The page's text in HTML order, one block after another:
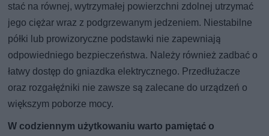
stać na równej, wytrzymałej powierzchni zdolnej utrzymać
jego ciężar wraz z podgrzewanym jedzeniem. Niestabilne
półki lub prowizoryczne podstawki nie zapewniają
odpowiedniego bezpieczeństwa. Należy również zadbać o
łatwy dostęp do gniazdka elektrycznego. Przedłużacze
oraz rozgałęźniki nie zawsze są zalecane do urządzeń o
większym poborze mocy.
W codziennym użytkowaniu warto pamiętać o